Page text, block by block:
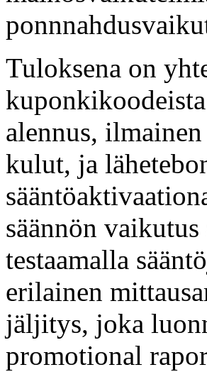
Tuloksena on
alennus,
kulut, ja
säännön
testaamalla
erilainen
jäljitys, joka
promotional